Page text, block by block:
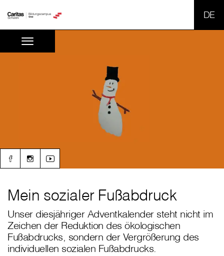
Mein sozialer Fußabdruck
Unser diesjähriger Adventkalender steht nicht im
Zeichen der Reduktion des ökologischen
Fußabdrucks, sondern der Vergrößerung des
individuellen sozialen Fußabdrucks.